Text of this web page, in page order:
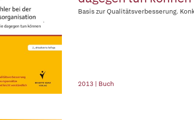
Basis zur Qualitätsverbesserung.
2013 | Buch